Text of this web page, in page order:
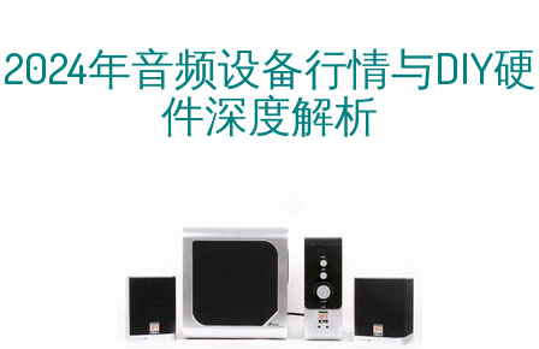
2024年音频设备行情与DIY硬
件深度解析